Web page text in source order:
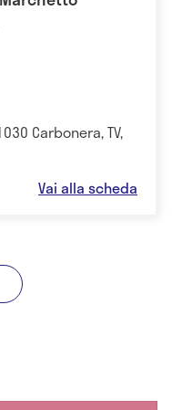
Carbonera, TV,
Vai alla scheda